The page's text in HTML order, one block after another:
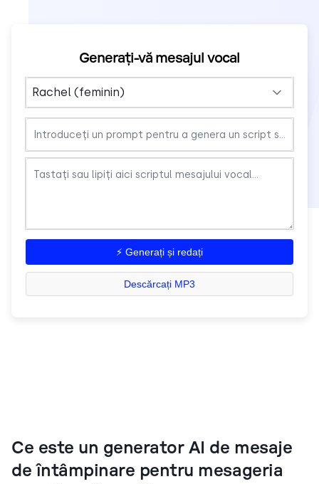
Generați-vă mesajul vocal
⚡ Generați și redați
Descărcați MP3
Ce este un generator AI de mesaje
de întâmpinare pentru mesageria